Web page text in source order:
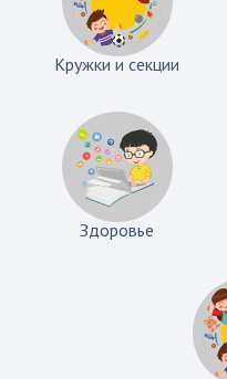
Кружки и секции
Здоровье